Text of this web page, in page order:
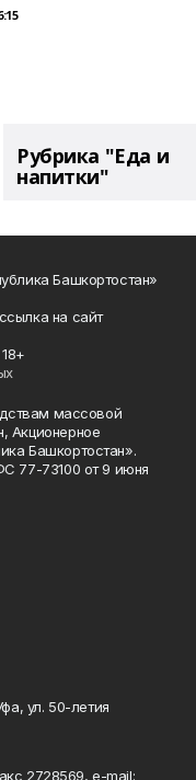
Рубрика "Еда и
напитки"
Башкортостан»
на сайт
массовой
Акционерное
Башкортостан».
77-73100 от 9 июня
ул. 50-летия
2728569, e-mail: